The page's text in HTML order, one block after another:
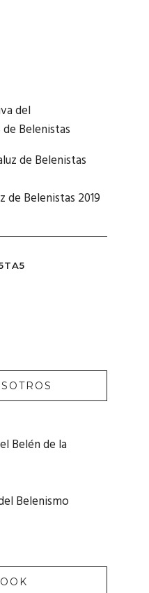
del
Belenistas
de Belenistas 2019
Belén de la
Belenismo